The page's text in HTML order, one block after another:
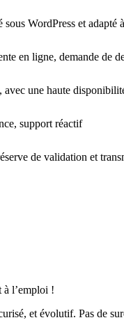
WordPress et adapté
en ligne, demande de
avec une haute
support réactif
de validation et
à l’emploi !
et évolutif. Pas de